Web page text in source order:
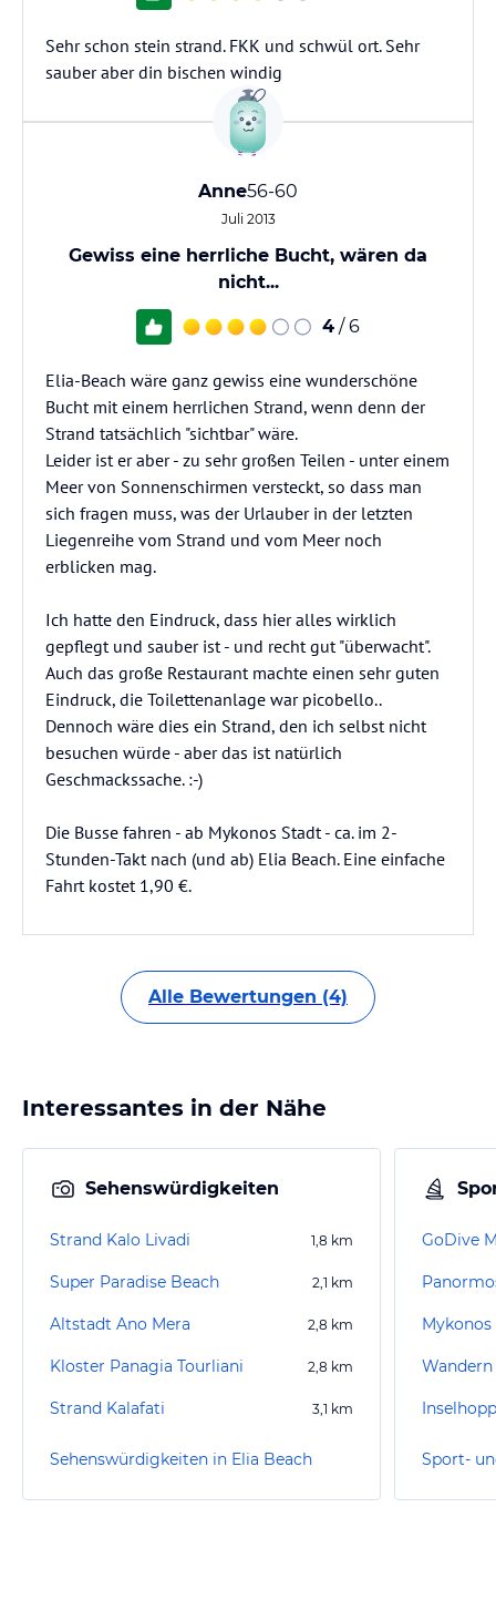
Sehr schon stein strand. FKK und schwül ort. Sehr
sauber aber din bischen windig
Anne56-60
Juli 2013
Gewiss eine herrliche Bucht, wären da
nicht...
4 / 6
Elia-Beach wäre ganz gewiss eine wunderschöne
Bucht mit einem herrlichen Strand, wenn denn der
Strand tatsächlich "sichtbar" wäre.
Leider ist er aber - zu sehr großen Teilen - unter einem
Meer von Sonnenschirmen versteckt, so dass man
sich fragen muss, was der Urlauber in der letzten
Liegenreihe vom Strand und vom Meer noch
erblicken mag.
Ich hatte den Eindruck, dass hier alles wirklich
gepflegt und sauber ist - und recht gut "überwacht".
Auch das große Restaurant machte einen sehr guten
Eindruck, die Toilettenanlage war picobello..
Dennoch wäre dies ein Strand, den ich selbst nicht
besuchen würde - aber das ist natürlich
Geschmackssache. :-)
Die Busse fahren - ab Mykonos Stadt - ca. im 2-
Stunden-Takt nach (und ab) Elia Beach. Eine einfache
Fahrt kostet 1,90 €.
Alle Bewertungen (4)
Interessantes in der Nähe
Sehenswürdigkeiten
Strand Kalo Livadi 1,8 km
Super Paradise Beach 2,1 km
Altstadt Ano Mera 2,8 km
Kloster Panagia Tourliani 2,8 km
Strand Kalafati 3,1 km
Sehenswürdigkeiten in Elia Beach
GoDive
Mykonos
Wandern